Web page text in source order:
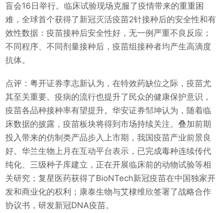
盲会16日举行。临床试验现场克服了疫情带来的重重困
难，全球首个获得了新冠灭活疫苗2针接种后的安全性和有
效性数据：疫苗接种后安全性好，无一例严重不良反应；
不同程序、不同剂量接种后，疫苗组接种者均产生高滴度
抗体。
点评：粤开证券李志新认为，在特效药缺位之际，疫苗尤
其至关重要。疫病的流行也提升了民众的健康保护意识，
疫苗各品种接种率有望提升。华安证券邹坤认为，随着临
床数据的披露，疫苗板块将得到市场持续关注。叠加前期
投入带来的仿制类产品步入上市期，我国疫苗产业前景良
好。华兰生物上月在互动平台表示，已完成毒种连续传代
纯化、三级种子库建立，正在开展临床前的动物试验等相
关研究；复星医药获得了BioNTech新冠疫苗在中国独家开
发和商业化的权利；康泰生物与艾棣维欣签署了战略合作
协议书，研发新冠DNA疫苗。